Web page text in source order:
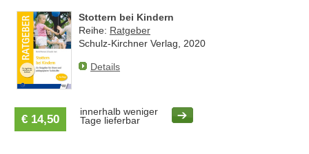
Stottern bei Kindern
Reihe: Ratgeber
Schulz-Kirchner Verlag, 2020
Details
€ 14,50
innerhalb weniger
Tage lieferbar